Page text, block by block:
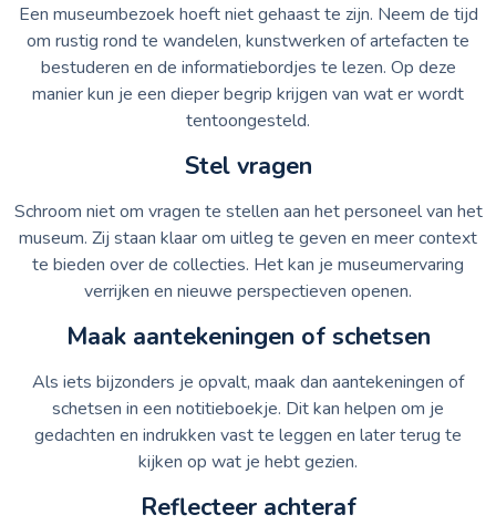
Een museumbezoek hoeft niet gehaast te zijn. Neem de tijd
om rustig rond te wandelen, kunstwerken of artefacten te
bestuderen en de informatiebordjes te lezen. Op deze
manier kun je een dieper begrip krijgen van wat er wordt
tentoongesteld.
Stel vragen
Schroom niet om vragen te stellen aan het personeel van het
museum. Zij staan klaar om uitleg te geven en meer context
te bieden over de collecties. Het kan je museumervaring
verrijken en nieuwe perspectieven openen.
Maak aantekeningen of schetsen
Als iets bijzonders je opvalt, maak dan aantekeningen of
schetsen in een notitieboekje. Dit kan helpen om je
gedachten en indrukken vast te leggen en later terug te
kijken op wat je hebt gezien.
Reflecteer achteraf